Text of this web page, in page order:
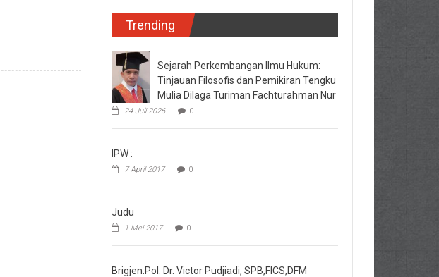
Trending
Sejarah Perkembangan Ilmu Hukum:
Tinjauan Filosofis dan Pemikiran Tengku
Mulia Dilaga Turiman Fachturahman Nur
24 Juli 2026 0
IPW :
7 April 2017 0
Judu
1 Mei 2017 0
Brigjen.Pol. Dr. Victor Pudjiadi, SPB,FICS,DFM